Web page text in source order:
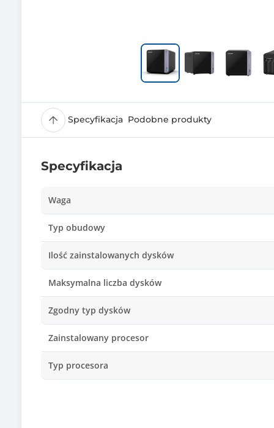
Specyfikacja Podobne produkty
Specyfikacja
Waga
Typ obudowy
Ilość zainstalowanych dysków
Maksymalna liczba dysków
Zgodny typ dysków
Zainstalowany procesor
Typ procesora